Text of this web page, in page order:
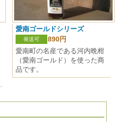
愛南ゴールドシリーズ
発送可
890円
愛南町の名産である河内晩柑
（愛南ゴールド）を使った商
品です。